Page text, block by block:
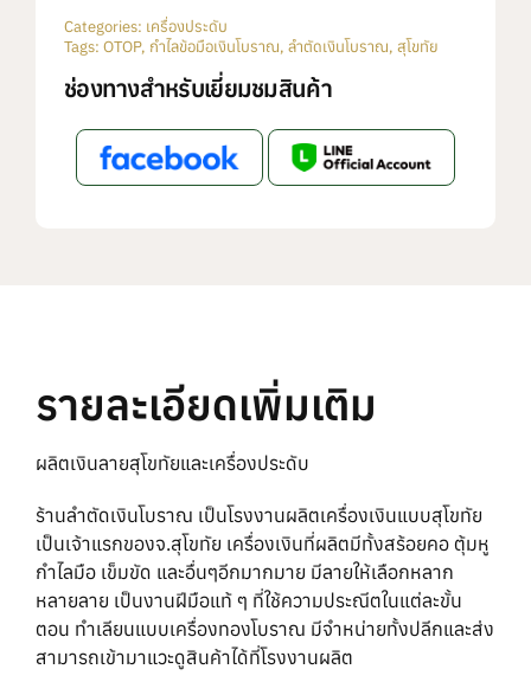
Categories: เครื่องประดับ
Tags: OTOP, กำไลข้อมือเงินโบราณ, ลำตัดเงินโบราณ, สุโขทัย
ช่องทางสำหรับเยี่ยมชมสินค้า
รายละเอียดเพิ่มเติม
ผลิตเงินลายสุโขทัยและเครื่องประดับ
ร้านลำตัดเงินโบราณ เป็นโรงงานผลิตเครื่องเงินแบบสุโขทัย
เป็นเจ้าแรกของจ.สุโขทัย เครื่องเงินที่ผลิตมีทั้งสร้อยคอ ตุ้มหู
กำไลมือ เข็มขัด และอื่นๆอีกมากมาย มีลายให้เลือกหลาก
หลายลาย เป็นงานฝีมือแท้ ๆ ที่ใช้ความประณีตในแต่ละขั้น
ตอน ทำเลียนแบบเครื่องทองโบราณ มีจำหน่ายทั้งปลีกและส่ง
สามารถเข้ามาแวะดูสินค้าได้ที่โรงงานผลิต